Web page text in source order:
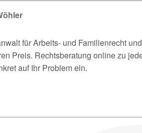
für Arbeits- und Familienrecht
Preis. Rechtsberatung online zu
auf Ihr Problem ein.